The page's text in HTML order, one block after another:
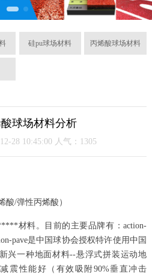
硅pu球场材料 丙烯酸球场材料
球场材料分析
28 10:45:00 人气：1305
/弹性丙烯酸）
材料。目前的主要品牌有：action-
pave是中国球协会授权特许使用中国
兴一种地面材料--悬浮式拼装运动地
震性能好（有效吸附90%垂直冲击